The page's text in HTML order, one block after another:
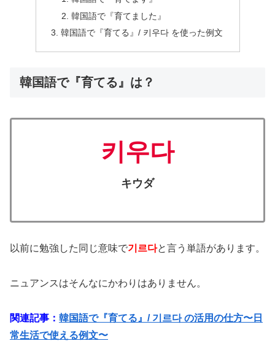
韓国語で『育てました』
韓国語で『育てる』/ 키우다 を使った例文
韓国語で『育てる』は？
키우다
キウダ
以前に勉強した同じ意味で기르다と言う単語があります。
ニュアンスはそんなにかわりはありません。
関連記事： 韓国語で『育てる』/ 기르다 の活用の仕方〜日
常生活で使える例文〜